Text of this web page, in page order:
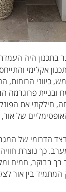
בתכנון היה
אקלימי
כיווני הרוחות,
פרוגרמה
חילקתי את
של אור,
הדרומי של
כך נוצרת
רך בבוקר, חמים
בין אור